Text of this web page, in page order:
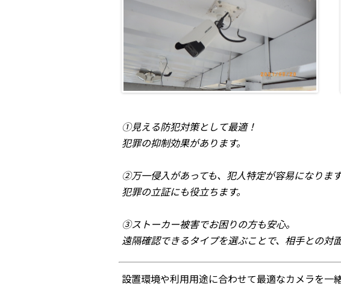
①見える防犯対策として最適！
犯罪の抑制効果があります。
②万一侵入があっても、犯人特定が容易になります
犯罪の立証にも役立ちます。
③ストーカー被害でお困りの方も安心。
遠隔確認できるタイプを選ぶことで、相手との対
設置環境や利用用途に合わせて最適なカメラを一